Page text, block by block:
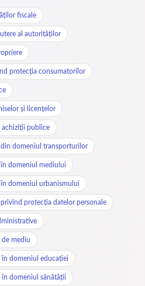
fiscale
al autorităților
protecția consumatorilor
și licențelor
publice
domeniul transporturilor
domeniul mediului
domeniul urbanismului
protecția datelor personale
mediu
domeniul educației
domeniul sănătății